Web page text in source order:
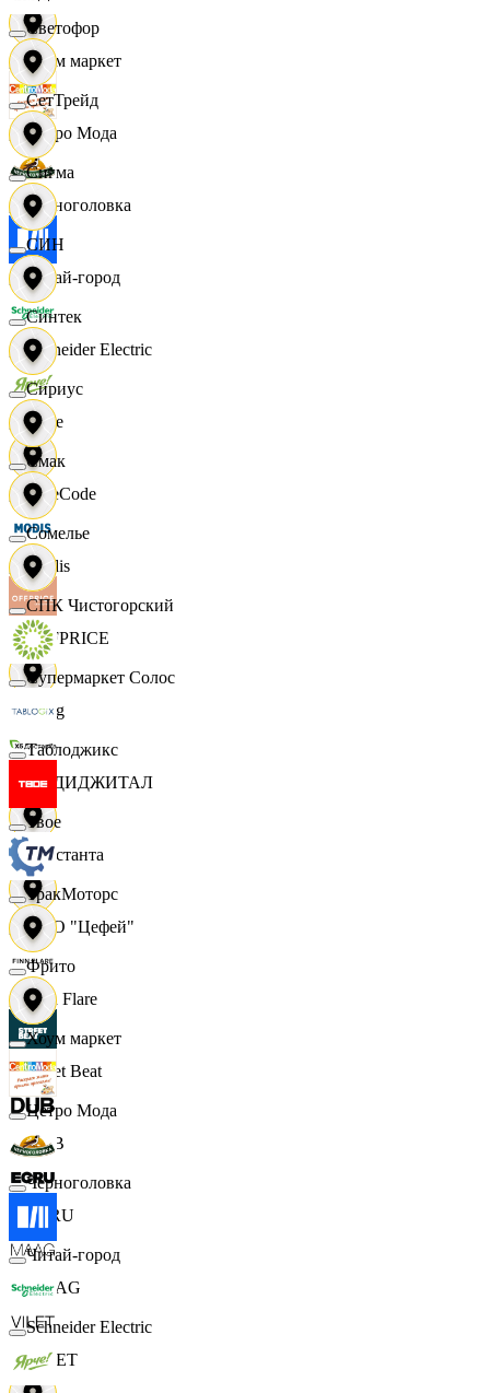
Хоум маркет
Цетро Мода
Черноголовка
Читай-город
Schneider Electric
Ярче
FaceCode
Modis
OFFPRICE
string
X5 ДИДЖИТАЛ
Константа
ООО "Цефей"
Finn Flare
Street Beat
DUB
ECRU
MAAG
VILET
Светофор
СетТрейд
Сигма
СИН
Синтек
Сириус
Смак
Сомелье
СПК Чистогорский
Супермаркет Солос
Таблоджикс
Твое
ТракМоторс
Фрито
Хоум маркет
Цетро Мода
Черноголовка
Читай-город
Schneider Electric